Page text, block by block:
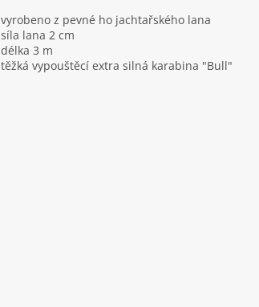
vyrobeno z pevné ho jachtařského lana
síla lana 2 cm
délka 3 m
těžká vypouštěcí extra silná karabina "Bull"